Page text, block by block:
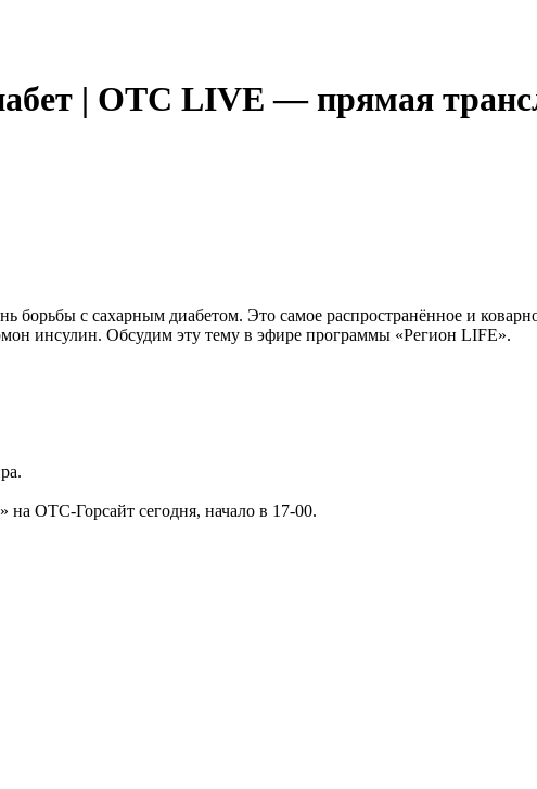
| ОТС LIVE — прямая
борьбы с сахарным диабетом. Это самое распространённое и
инсулин. Обсудим эту тему в эфире программы «Регион LIFE».
ОТС-Горсайт сегодня, начало в 17-00.